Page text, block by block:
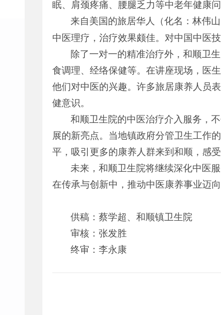
眠、肩颈疼痛、腰腿乏力等中老年健康
来自美国的旅居华人（化名：林伟
中医理疗，治疗效果颇佳。对中国中医
除了一对一的精准治疗外，和顺卫
食调理、经络保健等。在讲座现场，医
他们对中医的兴趣。许多旅居康养人员
健意识。
和顺卫生院的中医治疗介入服务，
展的新亮点。当地镇政府分管卫生工作
平，吸引更多的康养人群来到和顺，感
未来，和顺卫生院将继续深化中医
在传承与创新中，推动中医康养事业迈
供稿：蔡学超、和顺镇卫生院
审核：张发胜
终审：李永康